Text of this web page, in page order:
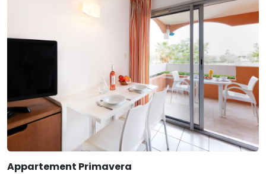
Appartement Primavera